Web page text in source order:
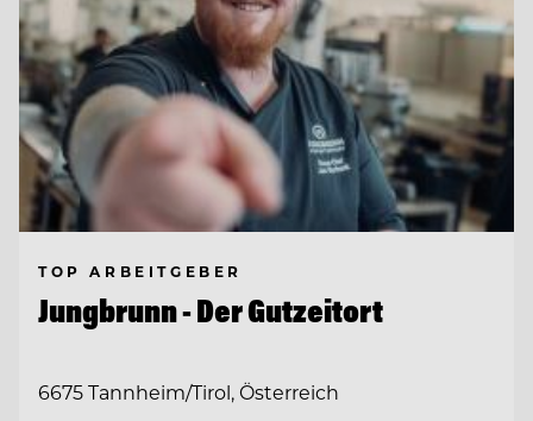
TOP ARBEITGEBER
Jungbrunn - Der Gutzeitort
6675 Tannheim/Tirol, Österreich